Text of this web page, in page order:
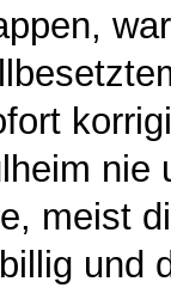
meist
und